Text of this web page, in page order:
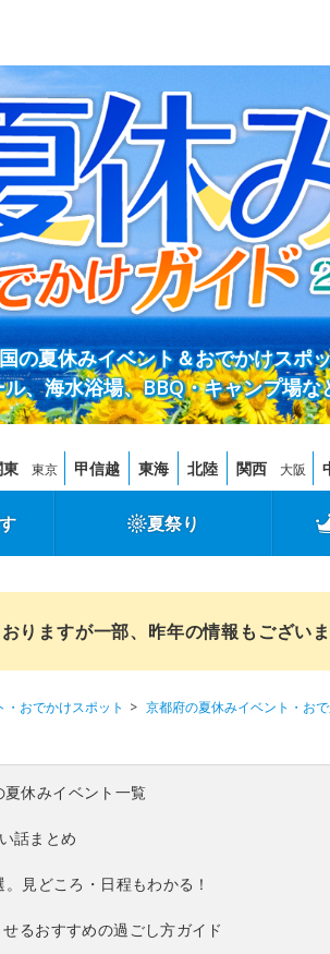
の夏休みイベント＆おでかけスポ
、海水浴場、BBQ・キャンプ場
東京 甲信越 東海 北陸 関西 大阪
夏祭り
りますが一部、昨年の情報もござい
おでかけスポット 京都府の夏休みイベント・お
休みイベント一覧
話まとめ
見どころ・日程もわかる！
るおすすめの過ごし方ガイド